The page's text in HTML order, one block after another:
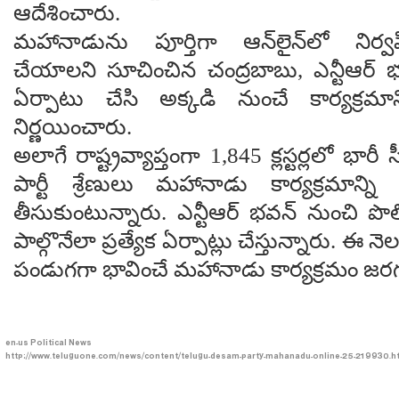
ఆదేశించారు.
మహానాడును పూర్తిగా ఆన్‌లైన్‌లో
చేయాలని సూచించిన చంద్రబాబు, ఎన్టీఆర్
ఏర్పాటు చేసి అక్కడి నుంచే
నిర్ణయించారు.
అలాగే రాష్ట్రవ్యాప్తంగా 1,845 క్లస్టర్లలో భారీ
పార్టీ శ్రేణులు మహానాడు కార్యక్రమాన్ని
తీసుకుంటున్నారు. ఎన్టీఆర్ భవన్ నుంచి
పాల్గొనేలా ప్రత్యేక ఏర్పాట్లు చేస్తున్నారు. ఈ
పండుగగా భావించే మహానాడు కార్యక్రమం
en-usPolitical News
http://www.teluguone.com/news/content/telugu-desam-party-mahanadu-online-25-